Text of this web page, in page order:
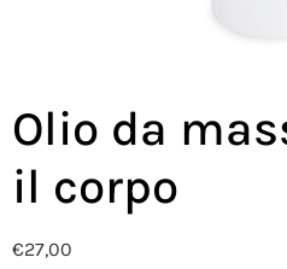
Olio da
il corpo
€27,00